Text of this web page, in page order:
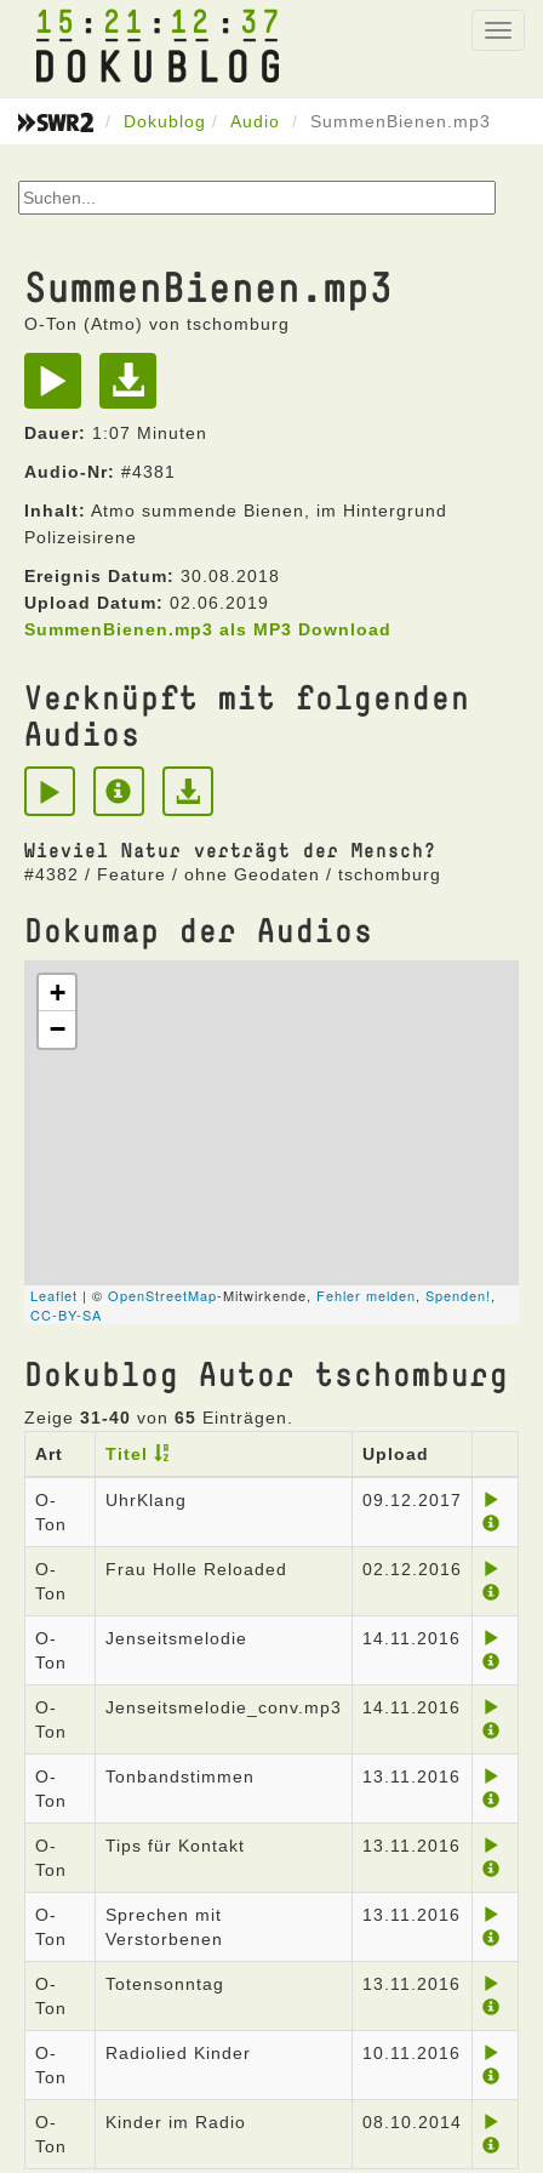
15 21 12 37
Dokublog Audio SummenBienen.mp3
SummenBienen.mp3
O-Ton (Atmo) von tschomburg
Dauer: 1:07 Minuten
Audio-Nr: #4381
Inhalt: Atmo summende Bienen, im Hintergrund
Polizeisirene
Ereignis Datum: 30.08.2018
Upload Datum: 02.06.2019
SummenBienen.mp3 als MP3 Download
Verknüpft mit folgenden
Audios
Wieviel Natur verträgt der Mensch?
#4382 / Feature / ohne Geodaten / tschomburg
Dokumap der Audios
Dokublog Autor tschomburg
Zeige 31-40 von 65 Einträgen.
Art
Titel Upload
O-
Ton
UhrKlang 09.12.2017
O-
Ton
Frau Holle Reloaded 02.12.2016
O-
Ton
Jenseitsmelodie 14.11.2016
O-
Ton
Jenseitsmelodie_conv.mp3 14.11.2016
O-
Ton
Tonbandstimmen 13.11.2016
O-
Ton
Tips für Kontakt 13.11.2016
O-
Ton
Sprechen mit
Verstorbenen
13.11.2016
O-
Ton
Totensonntag 13.11.2016
O-
Ton
Radiolied Kinder 10.11.2016
O-
Ton
Kinder im Radio 08.10.2014